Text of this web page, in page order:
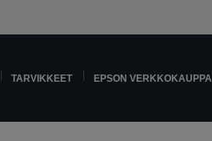
TARVIKKEET EPSON VERKKOKAUPPA